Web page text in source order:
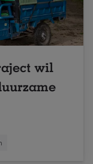
wil